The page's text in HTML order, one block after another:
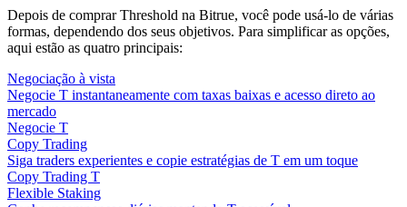
Depois de comprar Threshold na Bitrue, você pode usá-lo de várias
formas, dependendo dos seus objetivos. Para simplificar as opções,
aqui estão as quatro principais:
Negociação à vista
Negocie T instantaneamente com taxas baixas e acesso direto ao
mercado
Negocie T
Copy Trading
Siga traders experientes e copie estratégias de T em um toque
Copy Trading T
Flexible Staking